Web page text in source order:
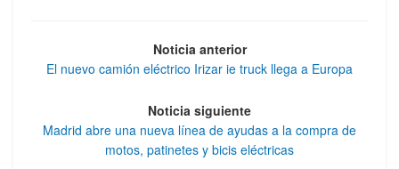
Noticia anterior
El nuevo camión eléctrico Irizar ie truck llega a Europa
Noticia siguiente
Madrid abre una nueva línea de ayudas a la compra de
motos, patinetes y bicis eléctricas